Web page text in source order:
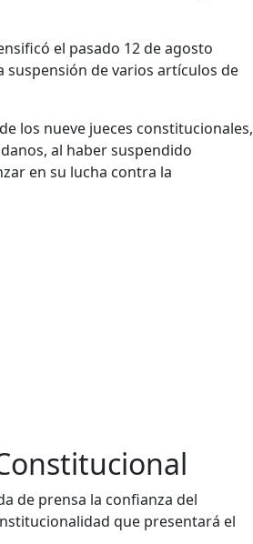
el pasado 12 de agosto
suspensión de varios artículos de
los nueve jueces constitucionales,
al haber suspendido
en su lucha contra la
de prensa la confianza del
que presentará el